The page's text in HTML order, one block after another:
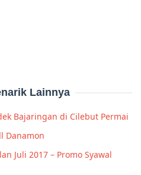
Lainnya
Bajaringan di Cilebut Permai
Danamon
Juli 2017 – Promo Syawal